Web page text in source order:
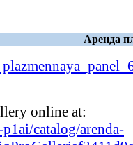
Аренда
online at:
catalog/arenda-